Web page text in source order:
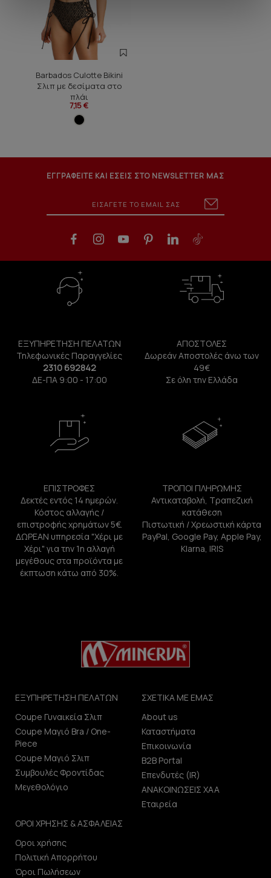
Barbados Culotte Bikini
Σλιπ με δεσίματα στο
πλάι
7,15 €
ΕΓΓΡΑΦΕΙΤΕ ΚΑΙ ΕΣΕΙΣ ΣΤΟ NEWSLETTER ΜΑΣ
ΕΞΥΠΗΡΕΤΗΣΗ ΠΕΛΑΤΩΝ
Τηλεφωνικές Παραγγελίες
2310 692842
ΔΕ-ΠΑ 9:00 - 17:00
ΑΠΟΣΤΟΛΕΣ
Δωρεάν Αποστολές άνω των
49€
Σε όλη την Ελλάδα
ΕΠΙΣΤΡΟΦΕΣ
Δεκτές εντός 14 ημερών.
Κόστος αλλαγής /
επιστροφής χρημάτων 5€.
ΔΩΡΕΑΝ υπηρεσία "Χέρι με
Χέρι" για την 1η αλλαγή
μεγέθους στα προϊόντα με
έκπτωση κάτω από 30%.
ΤΡΟΠΟΙ ΠΛΗΡΩΜΗΣ
Αντικαταβολή, Τραπεζική
κατάθεση
Πιστωτική / Χρεωστική κάρτα
PayPal, Google Pay, Apple Pay,
Klarna, IRIS
ΕΞΥΠΗΡΕΤΗΣΗ ΠΕΛΑΤΩΝ
Coupe Γυναικεία Σλιπ
Coupe Μαγιό Bra / One-
Piece
Coupe Μαγιό Σλιπ
Συμβουλές Φροντίδας
Μεγεθολόγιο
ΣΧΕΤΙΚΑ ΜΕ ΕΜΑΣ
About us
Καταστήματα
Επικοινωνία
B2B Portal
Επενδυτές (IR)
ΑΝΑΚΟΙΝΩΣΕΙΣ ΧΑΑ
Εταιρεία
ΟΡΟΙ ΧΡΗΣΗΣ & ΑΣΦΑΛΕΙΑΣ
Οροι χρήσης
Πολιτική Απορρήτου
Όροι Πωλήσεων